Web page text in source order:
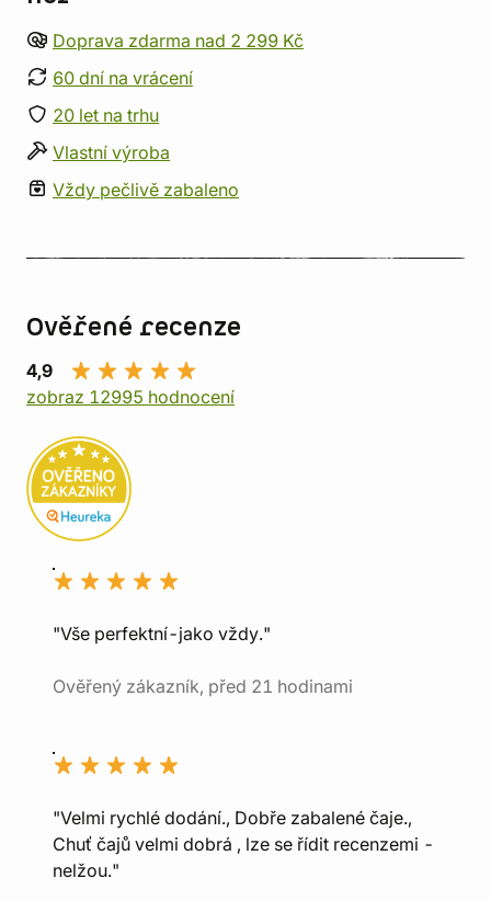
Doprava zdarma nad 2 299 Kč
60 dní na vrácení
20 let na trhu
Vlastní výroba
Vždy pečlivě zabaleno
Ověřené recenze
4,9
zobraz 12995 hodnocení
"Vše perfektní-jako vždy."
Ověřený zákazník, před 21 hodinami
"Velmi rychlé dodání., Dobře zabalené čaje.,
Chuť čajů velmi dobrá , lze se řídit recenzemi -
nelžou."